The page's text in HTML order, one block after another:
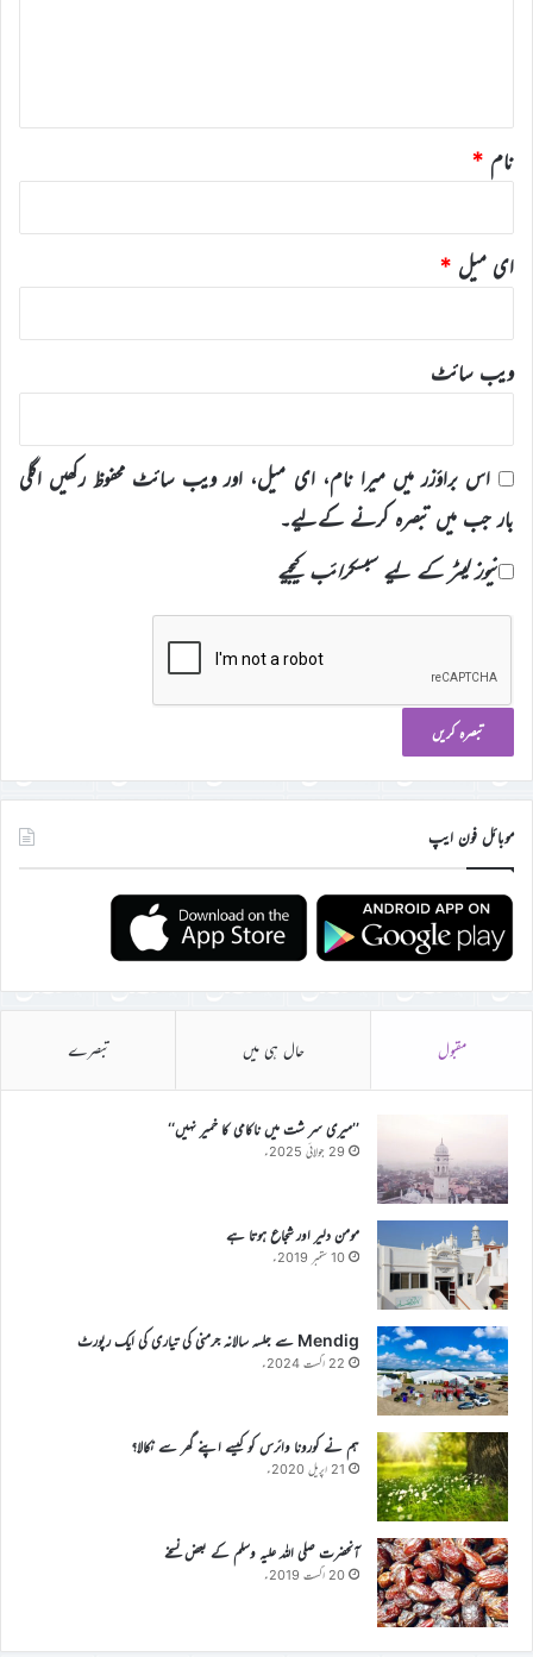
نام *
ای میل *
ویب‌ سائٹ
اس براؤزر میں میرا نام، ای میل، اور ویب سائٹ محفوظ رکھیں اگلی
بار جب میں تبصرہ کرنے کےلیے۔
نیوز لیٹر کے لیے سبسکرائب کیجیے
موبائل فون ایپ
مقبول حال ہی میں تبصرے
’’میری سر شت میں ناکامی کا خمیر نہیں‘‘
29 جولائی 2025ء
مومن دلیر اور شجاع ہوتا ہے
10 ستمبر 2019ء
Mendig سے جلسہ سالانہ جرمنی کی تیاری کی ایک رپورٹ
22 اگست 2024ء
ہم نے کورونا وائرس کو کیسے اپنے گھر سے نکالا؟
21 اپریل 2020ء
آنحضرت صلی اللہ علیہ وسلم کے بعض نسخے
20 اگست 2019ء